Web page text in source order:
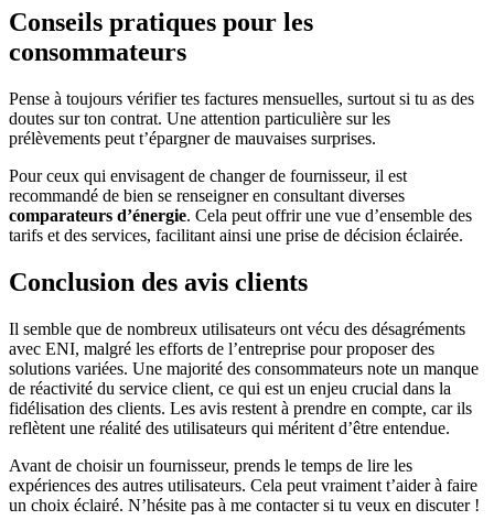
Conseils pratiques pour les
consommateurs
Pense à toujours vérifier tes factures mensuelles, surtout si tu as des
doutes sur ton contrat. Une attention particulière sur les
prélèvements peut t’épargner de mauvaises surprises.
Pour ceux qui envisagent de changer de fournisseur, il est
recommandé de bien se renseigner en consultant diverses
comparateurs d’énergie. Cela peut offrir une vue d’ensemble des
tarifs et des services, facilitant ainsi une prise de décision éclairée.
Conclusion des avis clients
Il semble que de nombreux utilisateurs ont vécu des désagréments
avec ENI, malgré les efforts de l’entreprise pour proposer des
solutions variées. Une majorité des consommateurs note un manque
de réactivité du service client, ce qui est un enjeu crucial dans la
fidélisation des clients. Les avis restent à prendre en compte, car ils
reflètent une réalité des utilisateurs qui méritent d’être entendue.
Avant de choisir un fournisseur, prends le temps de lire les
expériences des autres utilisateurs. Cela peut vraiment t’aider à faire
un choix éclairé. N’hésite pas à me contacter si tu veux en discuter !